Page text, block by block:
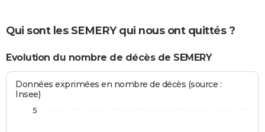
Qui sont les SEMERY qui nous ont quittés ?
Evolution du nombre de décès de SEMERY
Données exprimées en nombre de décès (source :
Insee)
5